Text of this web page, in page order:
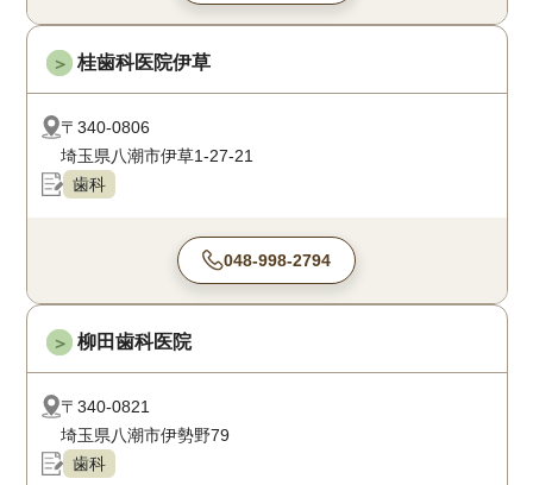
＞ 桂歯科医院伊草
〒340-0806
埼玉県八潮市伊草1-27-21
歯科
048-998-2794
＞ 柳田歯科医院
〒340-0821
埼玉県八潮市伊勢野79
歯科